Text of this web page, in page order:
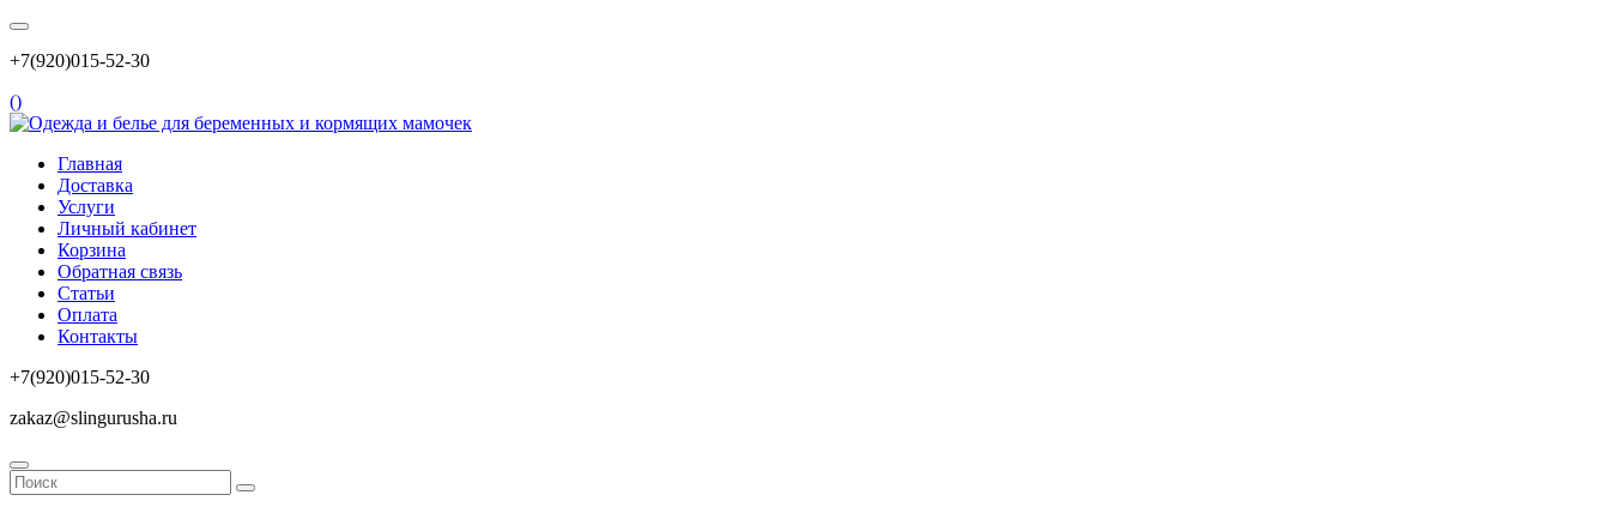
+7(920)015-52-30
()
Главная
Доставка
Услуги
Личный кабинет
Корзина
Обратная связь
Статьи
Оплата
Контакты
+7(920)015-52-30
zakaz@slingurusha.ru